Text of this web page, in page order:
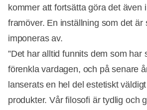
kommer att fortsätta göra det även
framöver. En inställning som det är
imponeras av.
”Det har alltid funnits dem som har
förenkla vardagen, och på senare
lanserats en hel del estetiskt
produkter. Vår filosofi är tydlig och